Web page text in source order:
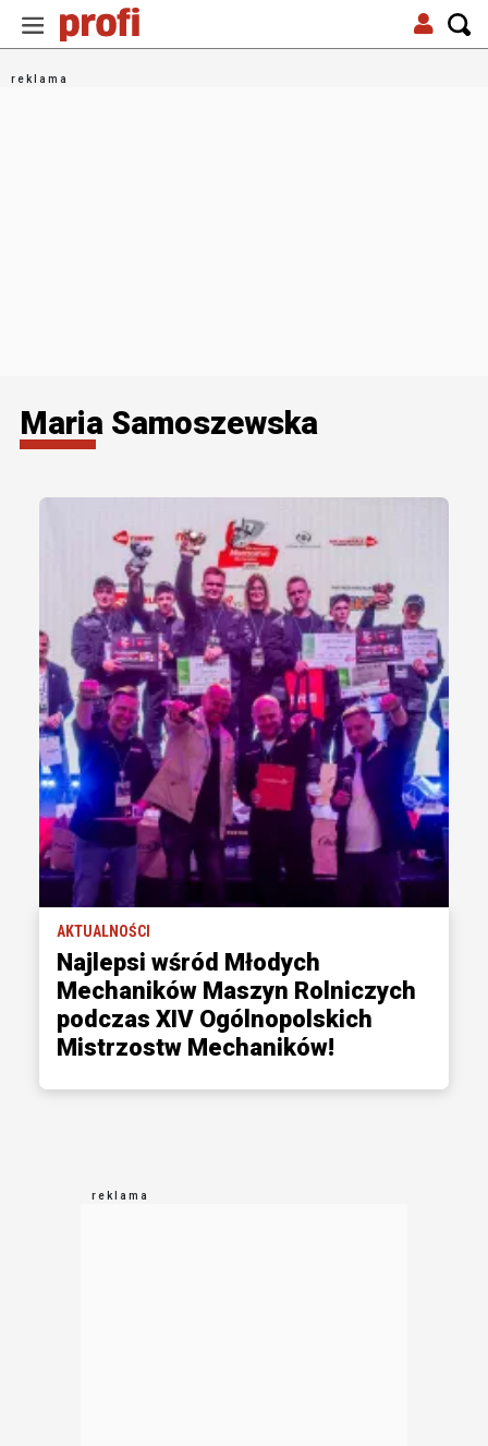
Maria Samoszewska
AKTUALNOŚCI
Najlepsi wśród Młodych
Mechaników Maszyn Rolniczych
podczas XIV Ogólnopolskich
Mistrzostw Mechaników!